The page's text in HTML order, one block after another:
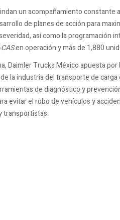
un acompañamiento constante
de planes de acción para
así como la programación
en operación y más de 1,880
Daimler Trucks México apuesta
la industria del transporte de
de diagnóstico y
evitar el robo de vehículos y
transportistas.